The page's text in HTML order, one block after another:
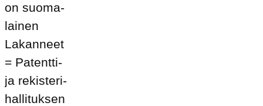
on suo­ma­
lai­nen
La­kan­neet
= Pa­tent­ti-
ja re­kis­te­ri­
hal­li­tuk­sen